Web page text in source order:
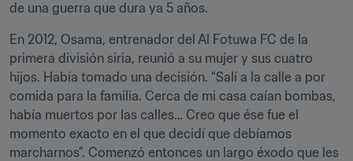
de una guerra que dura ya 5 años.
En 2012, Osama, entrenador del Al Fotuwa FC de la
primera división siria, reunió a su mujer y sus cuatro
hijos. Había tomado una decisión. “Salí a la calle a por
comida para la familia. Cerca de mi casa caían bombas,
había muertos por las calles… Creo que ése fue el
momento exacto en el que decidí que debíamos
marcharnos”. Comenzó entonces un largo éxodo que les